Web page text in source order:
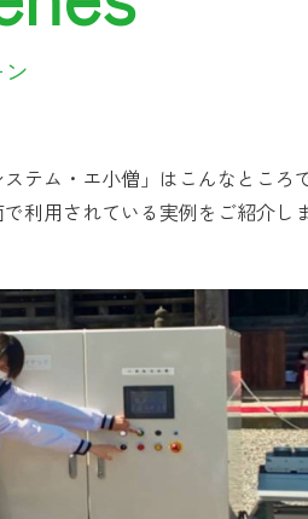
ステム・エ小僧」はこんなところ
利用されている実例をご紹介し
ンストレーション